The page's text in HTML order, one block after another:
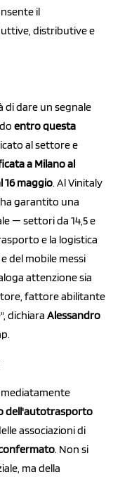
il
distributive e
dare un segnale
entro questa
al settore e
a Milano al
16 maggio. Al Vinitaly
ha garantito una
— settori da 14,5 e
e la logistica
del mobile messi
attenzione sia
fattore abilitante
dichiara Alessandro
dell'autotrasporto
associazioni di
. Non si
ma della